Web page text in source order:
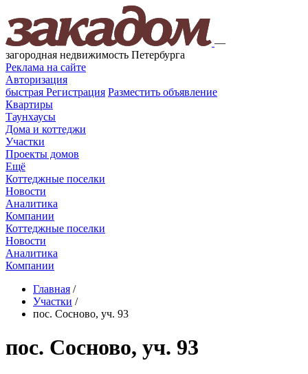
—
загородная недвижимость Петербурга
Реклама на сайте
Авторизация
быстрая Регистрация Разместить объявление
Квартиры
Таунхаусы
Дома и коттеджи
Участки
Проекты домов
Ещё
Коттеджные поселки
Новости
Аналитика
Компании
Коттеджные поселки
Новости
Аналитика
Компании
Главная /
Участки /
пос. Сосново, уч. 93
пос. Сосново, уч. 93